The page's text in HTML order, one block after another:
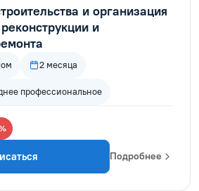
и организация
и
2 месяца
профессиональное
Подробнее